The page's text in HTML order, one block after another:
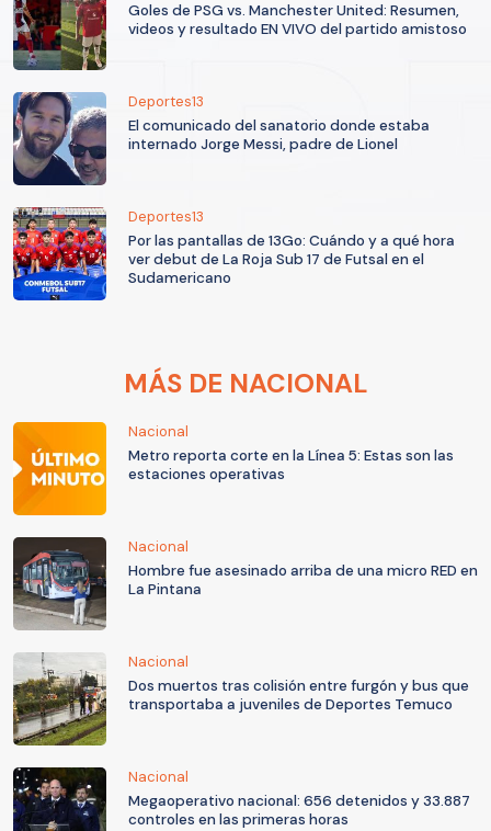
Goles de PSG vs. Manchester United: Resumen,
videos y resultado EN VIVO del partido amistoso
Deportes13
El comunicado del sanatorio donde estaba
internado Jorge Messi, padre de Lionel
Deportes13
Por las pantallas de 13Go: Cuándo y a qué hora
ver debut de La Roja Sub 17 de Futsal en el
Sudamericano
MÁS DE NACIONAL
Nacional
Metro reporta corte en la Línea 5: Estas son las
estaciones operativas
Nacional
Hombre fue asesinado arriba de una micro RED en
La Pintana
Nacional
Dos muertos tras colisión entre furgón y bus que
transportaba a juveniles de Deportes Temuco
Nacional
Megaoperativo nacional: 656 detenidos y 33.887
controles en las primeras horas